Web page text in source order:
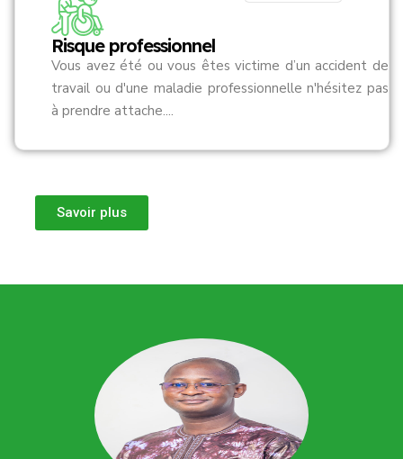
Risque professionnel
Vous avez été ou vous êtes victime d’un accident de
travail ou d'une maladie professionnelle n'hésitez pas
à prendre attache....
Savoir plus